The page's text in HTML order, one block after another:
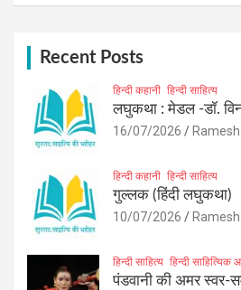
Recent Posts
हिन्दी कहानी हिन्दी साहित्य
लघुकथा : मेडल -डॉ.
16/07/2026
हिन्दी कहानी हिन्दी साहित्य
गुल्लक (हिंदी लघुकथा) –
10/07/2026
हिन्दी साहित्य हिन्दी
पंडवानी की अमर स्वर-